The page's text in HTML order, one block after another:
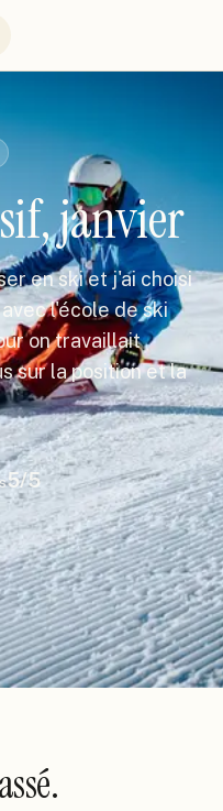
janvier
en ski et j'ai choisi
l'école de ski
on travaillait
sur la position et la
5/5